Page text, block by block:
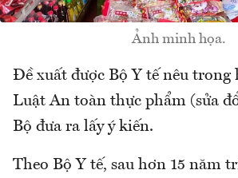
Ảnh minh họa.
Đề xuất được Bộ Y tế nêu trong
Luật An toàn thực phẩm (sửa
Bộ đưa ra lấy ý kiến.
Theo Bộ Y tế, sau hơn 15 năm